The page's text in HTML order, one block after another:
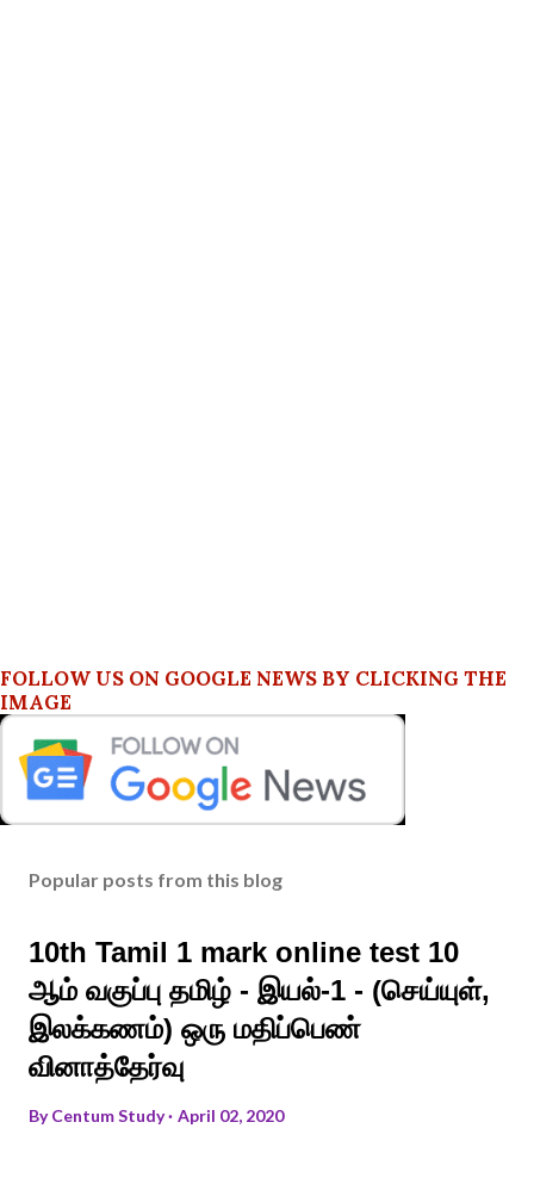
FOLLOW US ON GOOGLE NEWS BY CLICKING THE
IMAGE
Popular posts from this blog
10th Tamil 1 mark online test 10
ஆம் வகுப்பு தமிழ் - இயல்-1 - (செய்யுள்,
இலக்கணம்) ஒரு மதிப்பெண்
வினாத்தேர்வு
ByCentum Study April 02, 2020